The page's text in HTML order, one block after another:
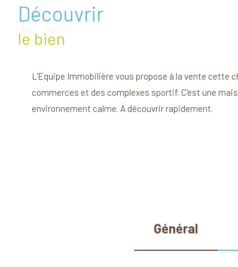
découvrir
le bien
L'Equipe Immobilière vous propose à la vente cette
commerces et des complexes sportif. C'est une
environnement calme. A découvrir rapidement.
Général